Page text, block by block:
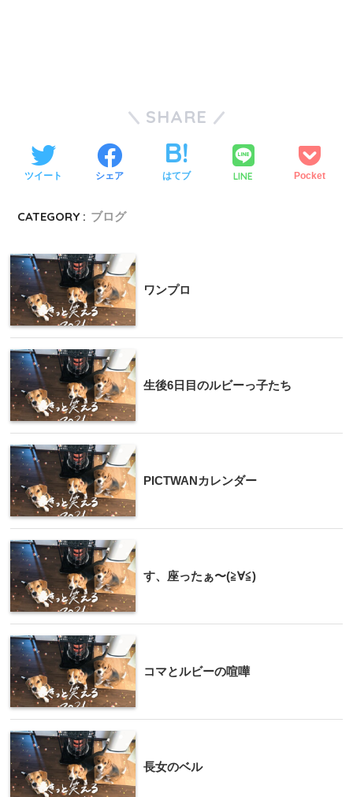
SHARE
ツイート シェア はてブ LINE Pocket
CATEGORY : ブログ
ワンプロ
生後6日目のルビーっ子たち
PICTWANカレンダー
す、座ったぁ〜(≧∀≦)
コマとルビーの喧嘩
長女のベル